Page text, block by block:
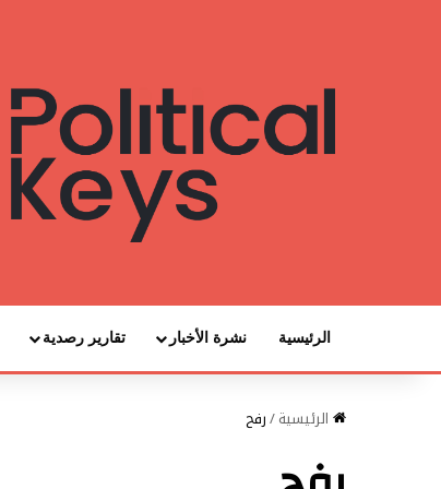
الرئيسية نشرة الأخبار تقارير رصدية
الرئيسية/رفح